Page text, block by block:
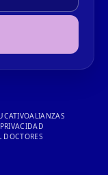
ALIANZAS
DOCTORES